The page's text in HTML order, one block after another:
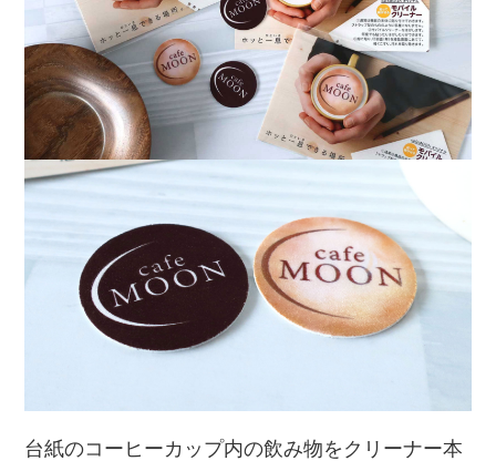
台紙のコーヒーカップ内の飲み物をクリーナー本